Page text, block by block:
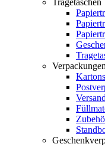
Tragetaschen